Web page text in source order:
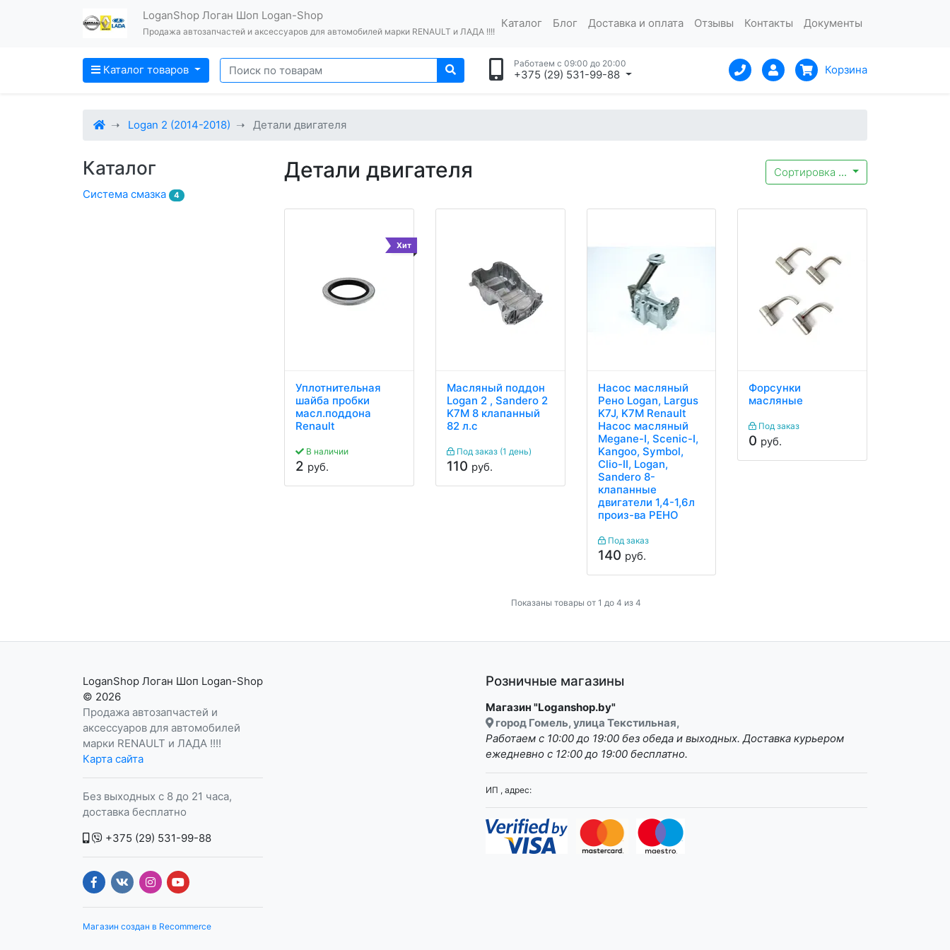
LoganShop Логан Шоп Logan-Shop
Продажа автозапчастей и аксессуаров для автомобилей марки RENAULT и ЛАДА !!!!
Каталог Блог Доставка и оплата Отзывы Контакты Документы
Каталог товаров Работаем с 09:00 до 20:00
+375 (29) 531-99-88 Корзина
Logan 2 (2014-2018) Детали двигателя
Каталог
Система смазка 4
Детали двигателя Сортировка ...
Хит
Уплотнительная
шайба пробки
масл.поддона
Renault
В наличии
2 руб.
Масляный поддон
Logan 2 , Sandero 2
K7M 8 клапанный
82 л.с
Под заказ (1 день)
110 руб.
Насос масляный
Рено Logan, Largus
K7J, K7M Renault
Насос масляный
Megane-I, Scenic-I,
Kangoo, Symbol,
Clio-II, Logan,
Sandero 8-
клапанные
двигатели 1,4-1,6л
произ-ва РЕНО
Под заказ
140 руб.
Форсунки
масляные
Под заказ
0 руб.
Показаны товары от 1 до 4 из 4
LoganShop Логан Шоп Logan-Shop
© 2026
Продажа автозапчастей и
аксессуаров для автомобилей
марки RENAULT и ЛАДА !!!!
Карта сайта
Без выходных с 8 до 21 часа,
доставка бесплатно
+375 (29) 531-99-88
Магазин создан в Recommerce
Розничные магазины
Магазин "Loganshop.by"
город Гомель, улица Текстильная,
Работаем с 10:00 до 19:00 без обеда и выходных. Доставка курьером
ежедневно с 12:00 до 19:00 бесплатно.
ИП , адрес: